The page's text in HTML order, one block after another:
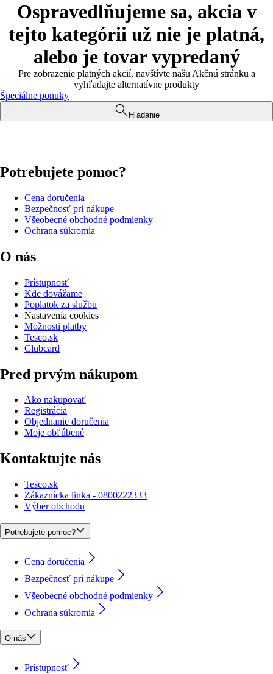
Ospravedlňujeme sa, akcia v
tejto kategórii už nie je platná,
alebo je tovar vypredaný
Pre zobrazenie platných akcií, navštívte našu Akčnú stránku a
vyhľadajte alternatívne produkty
Špeciálne ponuky
Hľadanie
Potrebujete pomoc?
Cena doručenia
Bezpečnosť pri nákupe
Všeobecné obchodné podmienky
Ochrana súkromia
O nás
Prístupnosť
Kde dovážame
Poplatok za službu
Nastavenia cookies
Možnosti platby
Tesco.sk
Clubcard
Pred prvým nákupom
Ako nakupovať
Registrácia
Objednanie doručenia
Moje obľúbené
Kontaktujte nás
Tesco.sk
Zákaznícka linka - 0800222333
Výber obchodu
Potrebujete pomoc?
Cena doručenia
Bezpečnosť pri nákupe
Všeobecné obchodné podmienky
Ochrana súkromia
O nás
Prístupnosť